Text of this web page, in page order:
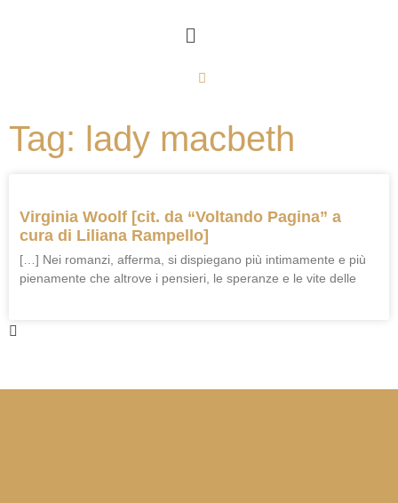
Tag: lady macbeth
Virginia Woolf [cit. da “Voltando Pagina” a
cura di Liliana Rampello]
[…] Nei romanzi, afferma, si dispiegano più intimamente e più
pienamente che altrove i pensieri, le speranze e le vite delle